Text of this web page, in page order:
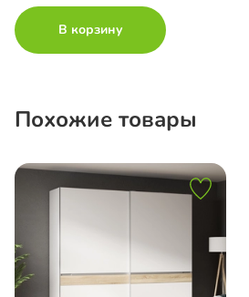
В корзину
Похожие товары